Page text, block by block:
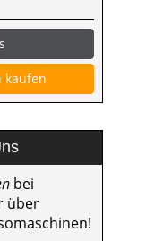
kaufen
bei
über